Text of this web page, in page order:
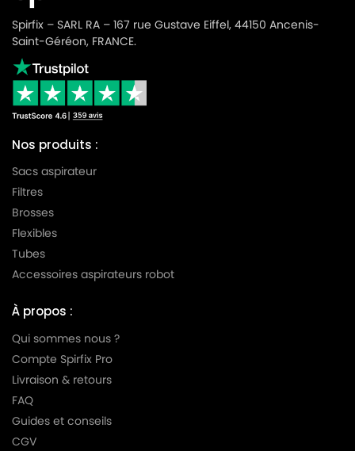
Spirfix – SARL RA – 167 rue Gustave Eiffel, 44150 Ancenis-
Saint-Géréon, FRANCE.
Nos produits :
Sacs aspirateur
Filtres
Brosses
Flexibles
Tubes
Accessoires aspirateurs robot
À propos :
Qui sommes nous ?
Compte Spirfix Pro
Livraison & retours
FAQ
Guides et conseils
CGV